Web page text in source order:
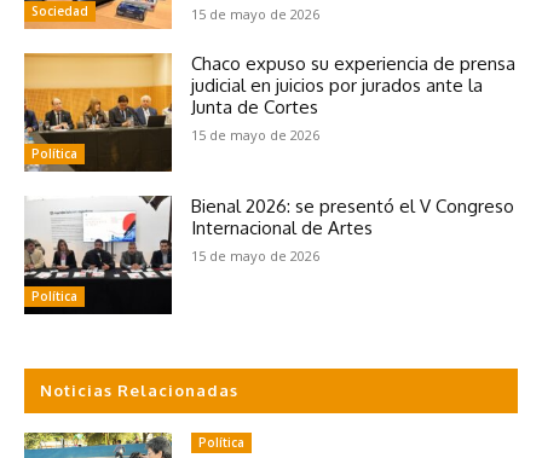
Sociedad 15 de mayo de 2026
Política
Chaco expuso su experiencia de prensa
judicial en juicios por jurados ante la
Junta de Cortes
15 de mayo de 2026
Política
Bienal 2026: se presentó el V Congreso
Internacional de Artes
15 de mayo de 2026
Noticias Relacionadas
Política